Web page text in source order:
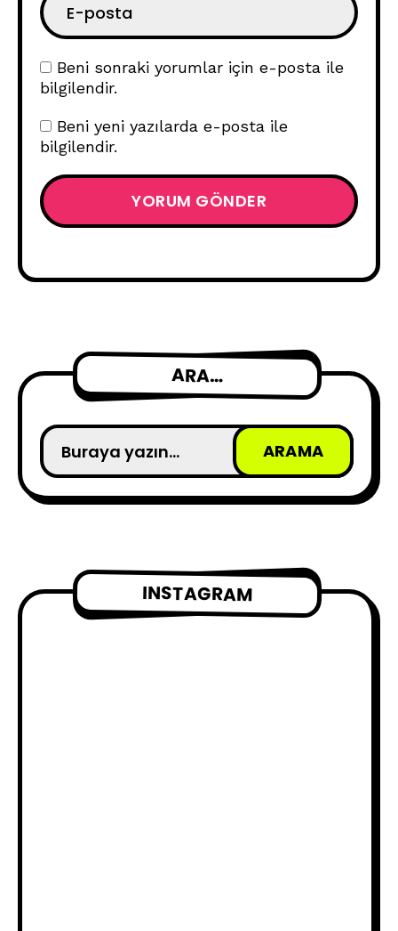
Beni sonraki yorumlar için e-posta ile
bilgilendir.
Beni yeni yazılarda e-posta ile
bilgilendir.
ARA…
INSTAGRAM